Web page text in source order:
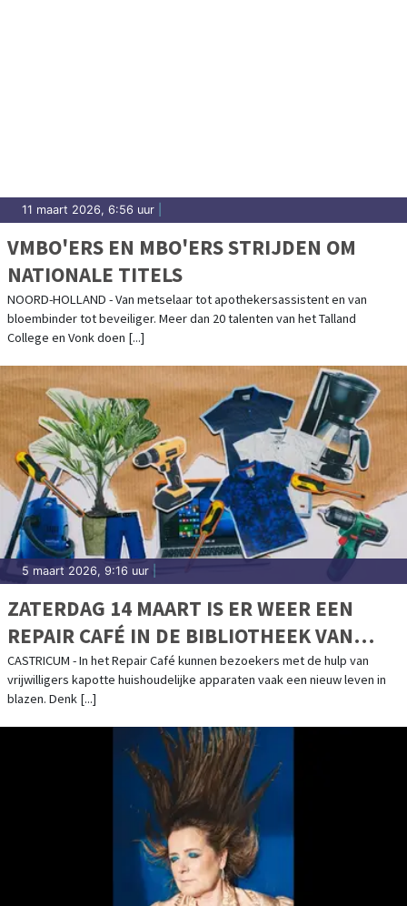
11 maart 2026, 6:56 uur
VMBO'ERS EN MBO'ERS STRIJDEN OM
NATIONALE TITELS
NOORD-HOLLAND - Van metselaar tot apothekersassistent en van
bloembinder tot beveiliger. Meer dan 20 talenten van het Talland
College en Vonk doen [...]
5 maart 2026, 9:16 uur
ZATERDAG 14 MAART IS ER WEER EEN
REPAIR CAFÉ IN DE BIBLIOTHEEK VAN
CASTRICUM
CASTRICUM - In het Repair Café kunnen bezoekers met de hulp van
vrijwilligers kapotte huishoudelijke apparaten vaak een nieuw leven in
blazen. Denk [...]